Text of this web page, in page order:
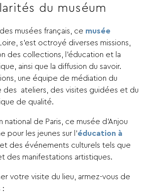
du muséum
musées français, ce musée
Loire, s’est octroyé diverses missions,
des collections, l’éducation et la
ainsi que la diffusion du savoir.
une équipe de médiation du
des ateliers, des visites guidées et du
de qualité.
national de Paris, ce musée d’Anjou
pour les jeunes sur l’éducation à
et des événements culturels tels que
des manifestations artistiques.
votre visite du lieu, armez-vous de
: